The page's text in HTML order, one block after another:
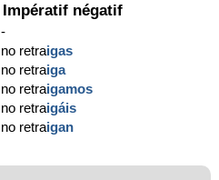
Impératif négatif
-
no retraigas
no retraiga
no retraigamos
no retraigáis
no retraigan